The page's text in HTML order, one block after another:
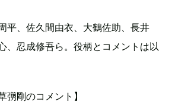
平、佐久間由衣、大鶴佐助、長井
、忍成修吾ら。役柄とコメントは以
彅剛のコメント】